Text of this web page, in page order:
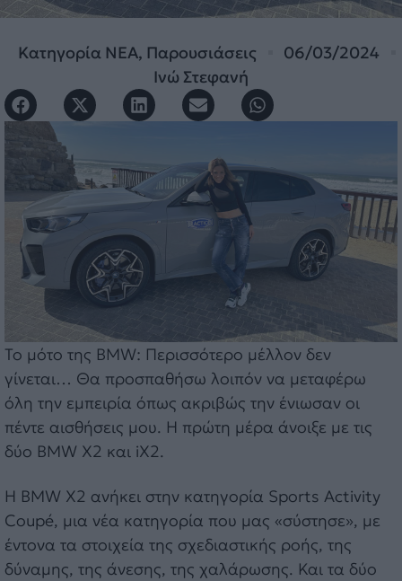
Κατηγορία ΝΕΑ, Παρουσιάσεις
06/03/2024
Ινώ Στεφανή
Το μότο της BMW: Περισσότερο μέλλον δεν
γίνεται… Θα προσπαθήσω λοιπόν να μεταφέρω
όλη την εμπειρία όπως ακριβώς την ένιωσαν οι
πέντε αισθήσεις μου. Η πρώτη μέρα άνοιξε με τις
δύο BMW X2 και iX2.
Η BMW X2 ανήκει στην κατηγορία Sports Activity
Coupé, μια νέα κατηγορία που μας «σύστησε», με
έντονα τα στοιχεία της σχεδιαστικής ροής, της
δύναμης, της άνεσης, της χαλάρωσης. Και τα δύο